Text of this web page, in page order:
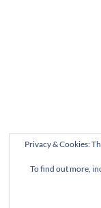
Privacy & Cookies:
To find out more,